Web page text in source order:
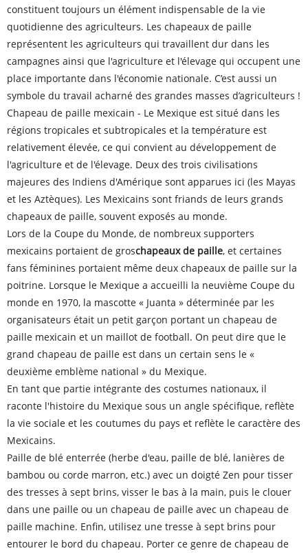
constituent toujours un élément indispensable de la vie
quotidienne des agriculteurs. Les chapeaux de paille
représentent les agriculteurs qui travaillent dur dans les
campagnes ainsi que l'agriculture et l'élevage qui occupent une
place importante dans l'économie nationale. C’est aussi un
symbole du travail acharné des grandes masses d’agriculteurs !
Chapeau de paille mexicain - Le Mexique est situé dans les
régions tropicales et subtropicales et la température est
relativement élevée, ce qui convient au développement de
l'agriculture et de l'élevage. Deux des trois civilisations
majeures des Indiens d'Amérique sont apparues ici (les Mayas
et les Aztèques). Les Mexicains sont friands de leurs grands
chapeaux de paille, souvent exposés au monde.
Lors de la Coupe du Monde, de nombreux supporters
mexicains portaient de groschapeaux de paille, et certaines
fans féminines portaient même deux chapeaux de paille sur la
poitrine. Lorsque le Mexique a accueilli la neuvième Coupe du
monde en 1970, la mascotte « Juanta » déterminée par les
organisateurs était un petit garçon portant un chapeau de
paille mexicain et un maillot de football. On peut dire que le
grand chapeau de paille est dans un certain sens le «
deuxième emblème national » du Mexique.
En tant que partie intégrante des costumes nationaux, il
raconte l'histoire du Mexique sous un angle spécifique, reflète
la vie sociale et les coutumes du pays et reflète le caractère des
Mexicains.
Paille de blé enterrée (herbe d'eau, paille de blé, lanières de
bambou ou corde marron, etc.) avec un doigté Zen pour tisser
des tresses à sept brins, visser le bas à la main, puis le clouer
dans une paille ou un chapeau de paille avec un chapeau de
paille machine. Enfin, utilisez une tresse à sept brins pour
entourer le bord du chapeau. Porter ce genre de chapeau de